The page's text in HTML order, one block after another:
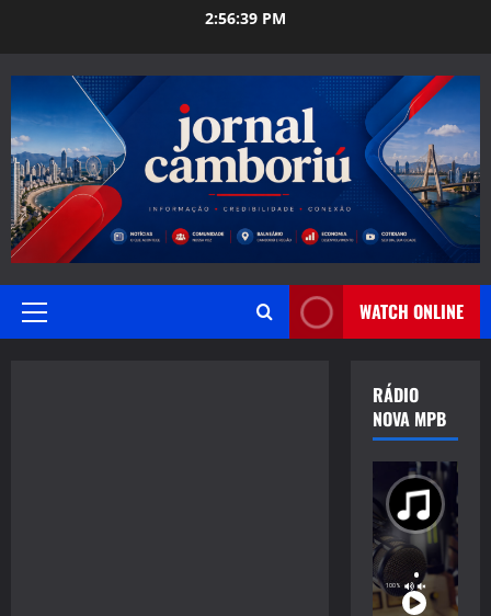
2:56:40 PM
Primary
WATCH ONLINE
RÁDIO
NOVA MPB